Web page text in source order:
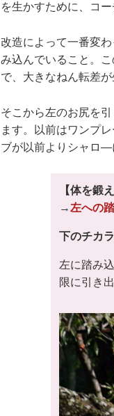
を生かすために、コ
改造によって一番変
み込んでいること。
で、大きなねん転差
そこから左のお尻を
ます。以前はワンプ
ブが以前よりシャロ―
【体を鍛
→左への
下のチカ
左に踏み
限に引き